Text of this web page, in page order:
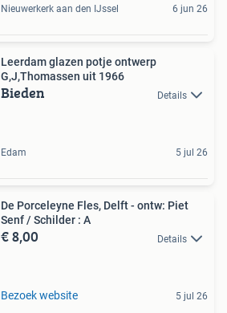
Nieuwerkerk aan den IJssel 6 jun 26
Leerdam glazen potje ontwerp
G,J,Thomassen uit 1966
Bieden Details
Edam 5 jul 26
De Porceleyne Fles, Delft - ontw: Piet
Senf / Schilder : A
€ 8,00 Details
Bezoek website 5 jul 26